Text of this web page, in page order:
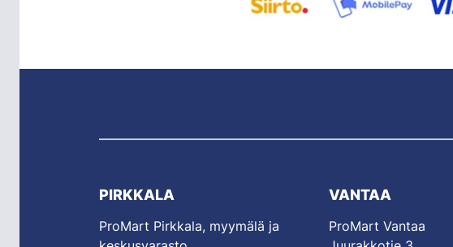
PIRKKALA
ProMart Pirkkala, myymälä ja
VANTAA
ProMart Vantaa